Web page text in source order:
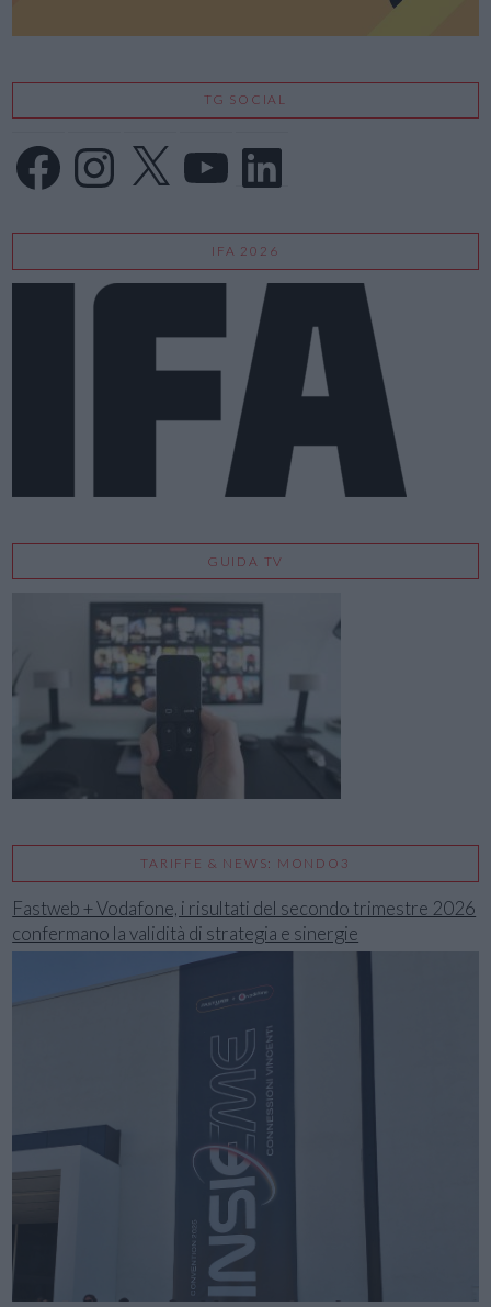
TG SOCIAL
FacebookInstagram
X LinkedIn
IFA 2026
GUIDA TV
TARIFFE & NEWS: MONDO3
Fastweb + Vodafone, i risultati del secondo trimestre 2026
confermano la validità di strategia e sinergie